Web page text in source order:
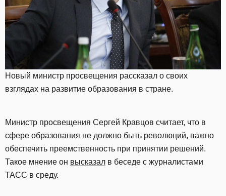
Новый министр просвещения рассказал о своих
взглядах на развитие образования в стране.
Министр просвещения Сергей Кравцов считает, что в
сфере образования не должно быть революций, важно
обеспечить преемственность при принятии решений.
Такое мнение он высказал в беседе с журналистами
ТАСС в среду.